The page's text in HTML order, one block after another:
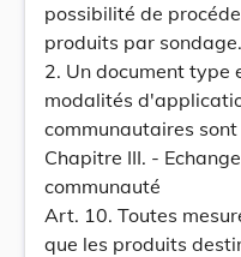
possibilité de
produits par sondage.
2. Un document type
modalités
communautaires
Chapitre III. -
communauté
Art. 10. Toutes
que les produits